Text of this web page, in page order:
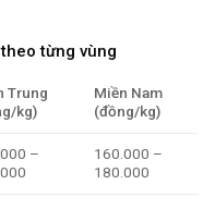
từng vùng
Trung
kg)
Miền Nam
(đồng/kg)
–
160.000 –
180.000